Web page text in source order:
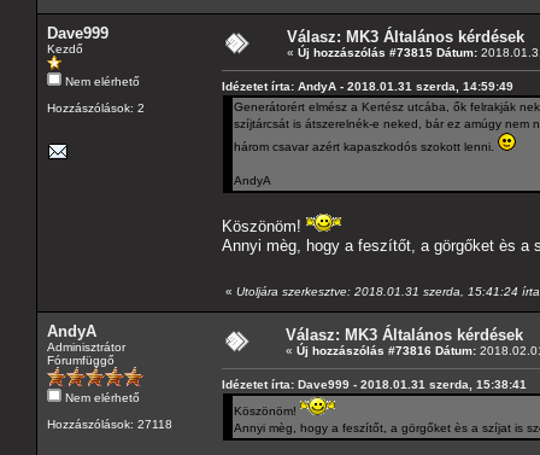
Dave999
Kezdő
Nem elérhető
Hozzászólások: 2
Válasz: MK3 Általános kérdések
« Új hozzászólás #73815 Dátum:
Idézetet írta: AndyA - 2018.01.31 szerda, 14:59:49
Generátorért elmész a Kertész utcába, ők felrakják
szíjtárcsát is átszerelnék-e neked, bár ez amúgy nem
három csavar azért kapaszkodós szokott lenni.
AndyA
Köszönöm!
Annyi mèg, hogy a feszítőt, a görgőket ès a
« Utoljára szerkesztve: 2018.01.31 szerda, 15:41:24
AndyA
Adminisztrátor
Fórumfüggő
Nem elérhető
Hozzászólások: 27118
Válasz: MK3 Általános kérdések
« Új hozzászólás #73816 Dátum:
Idézetet írta: Dave999 - 2018.01.31 szerda, 15:38:41
Köszönöm!
Annyi mèg, hogy a feszítőt, a görgőket ès a szíjat is